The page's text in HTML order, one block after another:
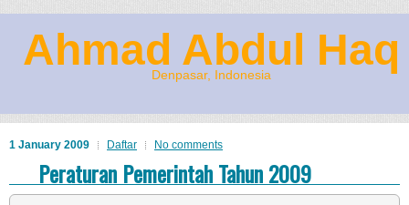
Ahmad Abdul Haq
Denpasar, Indonesia
1 January 2009 Daftar No comments
Peraturan Pemerintah Tahun 2009